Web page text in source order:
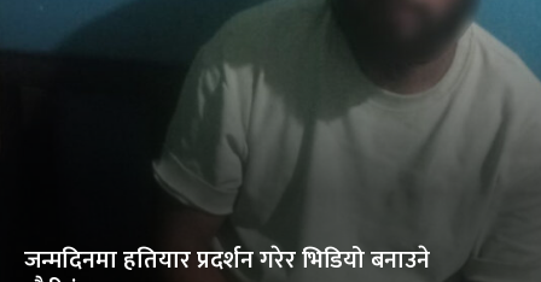
जन्मदिनमा हतियार प्रदर्शन गरेर भिडियो बनाउने